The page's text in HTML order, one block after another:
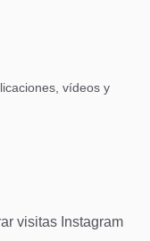
vídeos y
visitas Instagram